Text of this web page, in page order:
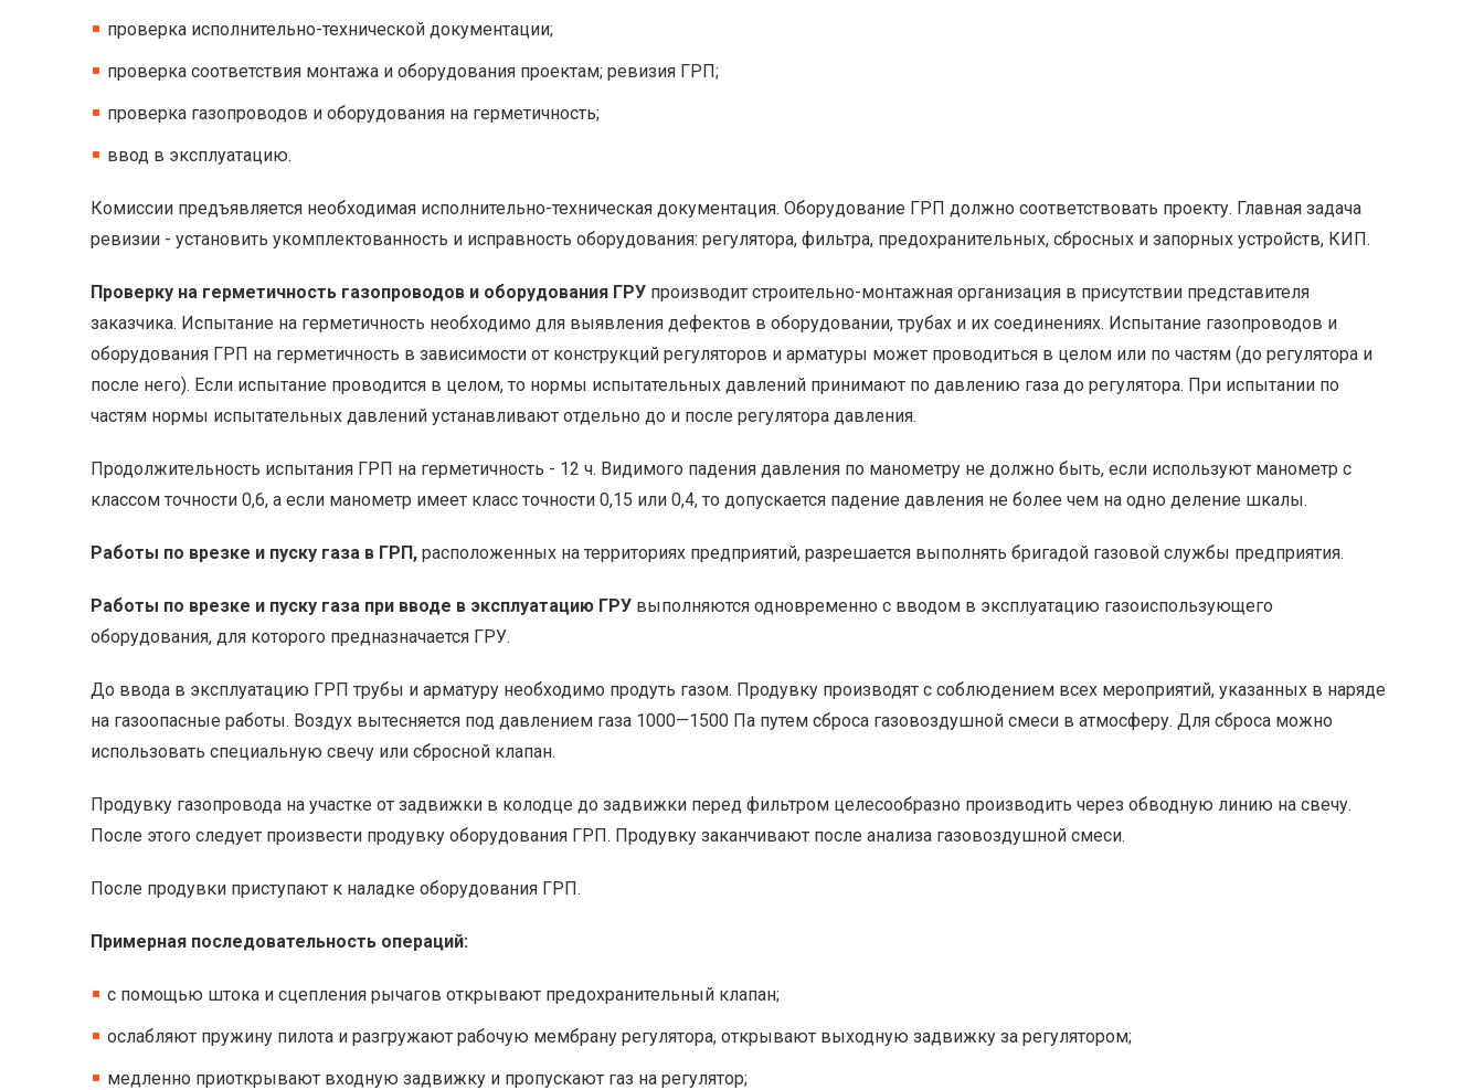
проверка исполнительно-технической документации;
проверка соответствия монтажа и оборудования проектам; ревизия ГРП;
проверка газопроводов и оборудования на герметичность;
ввод в эксплуатацию.
Комиссии предъявляется необходимая исполнительно-техническая документация. Оборудование ГРП должно соответствовать проекту. Главная задача
ревизии - установить укомплектованность и исправность оборудования: регулятора, фильтра, предохранительных, сбросных и запорных устройств, КИП.
Проверку на герметичность газопроводов и оборудования ГРУ производит строительно-монтажная организация в присутствии представителя
заказчика. Испытание на герметичность необходимо для выявления дефектов в оборудовании, трубах и их соединениях. Испытание газопроводов и
оборудования ГРП на герметичность в зависимости от конструкций регуляторов и арматуры может проводиться в целом или по частям (до регулятора и
после него). Если испытание проводится в целом, то нормы испытательных давлений принимают по давлению газа до регулятора. При испытании по
частям нормы испытательных давлений устанавливают отдельно до и после регулятора давления.
Продолжительность испытания ГРП на герметичность - 12 ч. Видимого падения давления по манометру не должно быть, если используют манометр с
классом точности 0,6, а если манометр имеет класс точности 0,15 или 0,4, то допускается падение давления не более чем на одно деление шкалы.
Работы по врезке и пуску газа в ГРП, расположенных на территориях предприятий, разрешается выполнять бригадой газовой службы предприятия.
Работы по врезке и пуску газа при вводе в эксплуатацию ГРУ выполняются одновременно с вводом в эксплуатацию газоиспользующего
оборудования, для которого предназначается ГРУ.
До ввода в эксплуатацию ГРП трубы и арматуру необходимо продуть газом. Продувку производят с соблюдением всех мероприятий, указанных в наряде
на газоопасные работы. Воздух вытесняется под давлением газа 1000—1500 Па путем сброса газовоздушной смеси в атмосферу. Для сброса можно
использовать специальную свечу или сбросной клапан.
Продувку газопровода на участке от задвижки в колодце до задвижки перед фильтром целесообразно производить через обводную линию на свечу.
После этого следует произвести продувку оборудования ГРП. Продувку заканчивают после анализа газовоздушной смеси.
После продувки приступают к наладке оборудования ГРП.
Примерная последовательность операций:
с помощью штока и сцепления рычагов открывают предохранительный клапан;
ослабляют пружину пилота и разгружают рабочую мембрану регулятора, открывают выходную задвижку за регулятором;
медленно приоткрывают входную задвижку и пропускают газ на регулятор;